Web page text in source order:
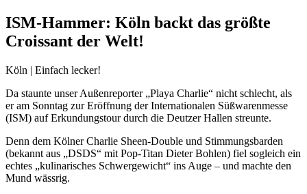
ISM-Hammer: Köln backt das größte
Croissant der Welt!
Köln | Einfach lecker!
Da staunte unser Außenreporter „Playa Charlie“ nicht schlecht, als
er am Sonntag zur Eröffnung der Internationalen Süßwarenmesse
(ISM) auf Erkundungstour durch die Deutzer Hallen streunte.
Denn dem Kölner Charlie Sheen-Double und Stimmungsbarden
(bekannt aus „DSDS“ mit Pop-Titan Dieter Bohlen) fiel sogleich ein
echtes „kulinarisches Schwergewicht“ ins Auge – und machte den
Mund wässrig.